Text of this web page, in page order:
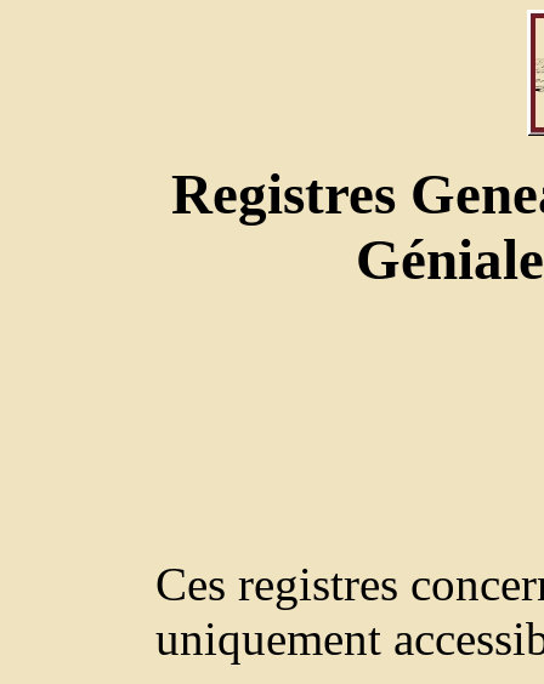
Registres
Ces registres
uniquement